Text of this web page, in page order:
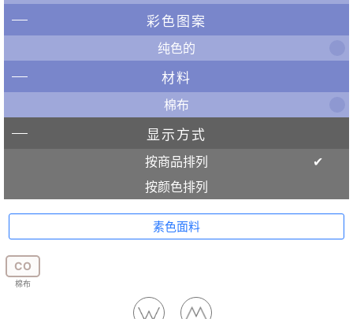
彩色图案
纯色的
材料
棉布
显示方式
按商品排列
按颜色排列
素色面料
CO
棉布